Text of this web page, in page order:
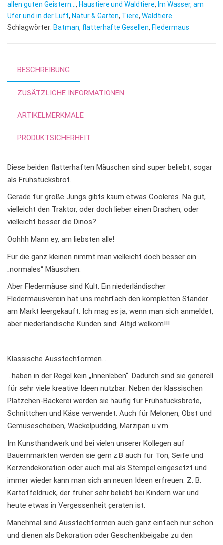
a
t
i
allen guten Geistern... , Haustiere und Waldtiere, Im Wasser, am
Ufer und in der Luft, Natur & Garten, Tiere, Waldtiere
Schlagwörter: Batman, flatterhafte Gesellen, Fledermaus
BESCHREIBUNG
ZUSÄTZLICHE INFORMATIONEN
ARTIKELMERKMALE
PRODUKTSICHERHEIT
Diese beiden flatterhaften Mäuschen sind super beliebt, sogar
als Frühstücksbrot.
Gerade für große Jungs gibts kaum etwas Cooleres. Na gut,
vielleicht den Traktor, oder doch lieber einen Drachen, oder
vielleicht besser die Dinos?
Oohhh Mann ey, am liebsten alle!
Für die ganz kleinen nimmt man vielleicht doch besser ein
„normales“ Mäuschen.
Aber Fledermäuse sind Kult. Ein niederländischer
Fledermausverein hat uns mehrfach den kompletten Ständer
am Markt leergekauft. Ich mag es ja, wenn man sich anmeldet,
aber niederländische Kunden sind: Altijd welkom!!!
Klassische Ausstechformen…
…haben in der Regel kein „Innenleben“. Dadurch sind sie generell
für sehr viele kreative Ideen nutzbar: Neben der klassischen
Plätzchen-Bäckerei werden sie häufig für Frühstücksbrote,
Schnittchen und Käse verwendet. Auch für Melonen, Obst und
Gemüsescheiben, Wackelpudding, Marzipan u.v.m.
Im Kunsthandwerk und bei vielen unserer Kollegen auf
Bauernmärkten werden sie gern z.B auch für Ton, Seife und
Kerzendekoration oder auch mal als Stempel eingesetzt und
immer wieder kann man sich an neuen Ideen erfreuen. Z. B.
Kartoffeldruck, der früher sehr beliebt bei Kindern war und
heute etwas in Vergessenheit geraten ist.
Manchmal sind Ausstechformen auch ganz einfach nur schön
und dienen als Dekoration oder Geschenkbeigabe zu den